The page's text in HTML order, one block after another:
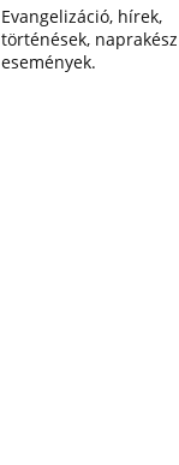
Evangelizáció, hírek,
történések, naprakész
események.